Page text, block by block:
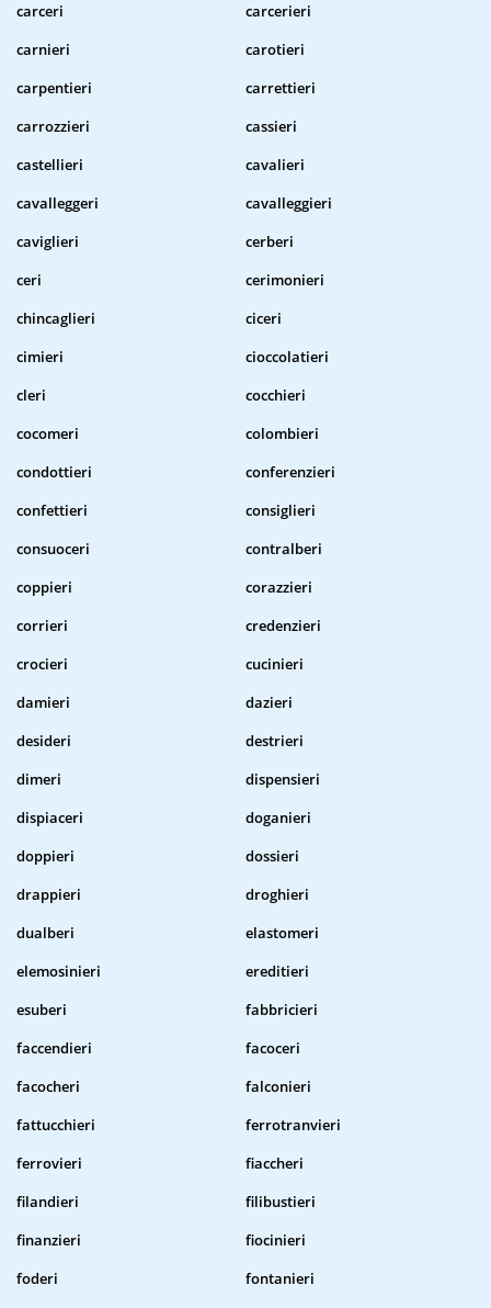
carceri
carcerieri
carnieri
carotieri
carpentieri
carrettieri
carrozzieri
cassieri
castellieri
cavalieri
cavalleggeri
cavalleggieri
caviglieri
cerberi
ceri
cerimonieri
chincaglieri
ciceri
cimieri
cioccolatieri
cleri
cocchieri
cocomeri
colombieri
condottieri
conferenzieri
confettieri
consiglieri
consuoceri
contralberi
coppieri
corazzieri
corrieri
credenzieri
crocieri
cucinieri
damieri
dazieri
desideri
destrieri
dimeri
dispensieri
dispiaceri
doganieri
doppieri
dossieri
drappieri
droghieri
dualberi
elastomeri
elemosinieri
ereditieri
esuberi
fabbricieri
faccendieri
facoceri
facocheri
falconieri
fattucchieri
ferrotranvieri
ferrovieri
fiaccheri
filandieri
filibustieri
finanzieri
fiocinieri
foderi
fontanieri